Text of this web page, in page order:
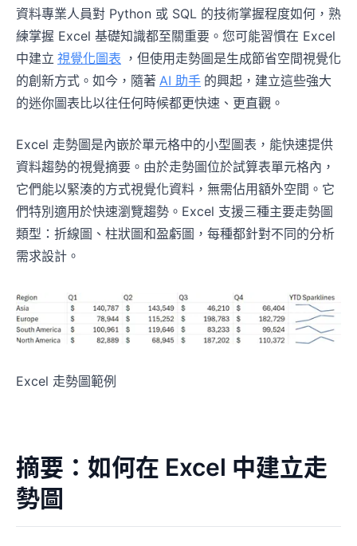
資料專業人員對 Python 或 SQL 的技術掌握程度如何，熟
練掌握 Excel 基礎知識都至關重要。您可能習慣在 Excel
中建立 視覺化圖表 ，但使用走勢圖是生成節省空間視覺化
的創新方式。如今，隨著 AI 助手 的興起，建立這些強大
的迷你圖表比以往任何時候都更快速、更直觀。
Excel 走勢圖是內嵌於單元格中的小型圖表，能快速提供
資料趨勢的視覺摘要。由於走勢圖位於試算表單元格內，
它們能以緊湊的方式視覺化資料，無需佔用額外空間。它
們特別適用於快速瀏覽趨勢。Excel 支援三種主要走勢圖
類型：折線圖、柱狀圖和盈虧圖，每種都針對不同的分析
需求設計。
Excel 走勢圖範例
摘要：如何在 Excel 中建立走
勢圖